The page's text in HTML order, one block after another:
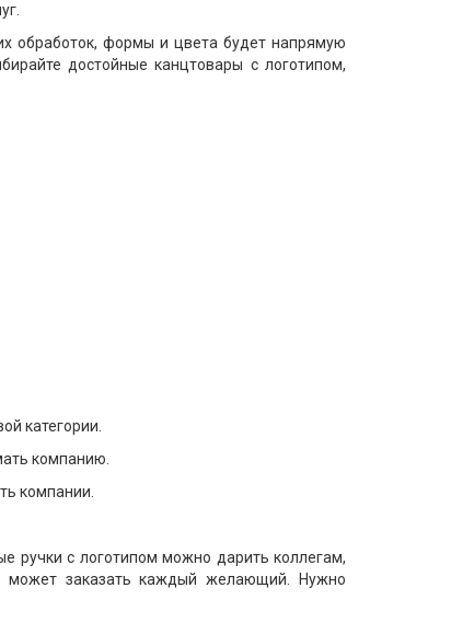
обработок, формы и цвета будет напрямую
достойные канцтовары с логотипом,
категории.
компанию.
компании.
ручки с логотипом можно дарить коллегам,
может заказать каждый желающий. Нужно